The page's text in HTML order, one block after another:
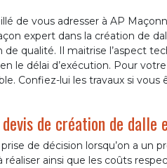
de vous adresser à AP
expert dans la création de
qualité. Il maitrise l’aspect
le délai d’exécution. Pour
Confiez-lui les travaux si vous
de création de
de décision lorsqu’on a un
ainsi que les coûts